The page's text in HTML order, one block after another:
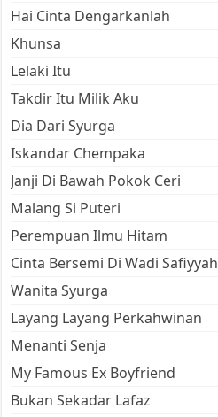
Hai Cinta Dengarkanlah
Khunsa
Lelaki Itu
Takdir Itu Milik Aku
Dia Dari Syurga
Iskandar Chempaka
Janji Di Bawah Pokok Ceri
Malang Si Puteri
Perempuan Ilmu Hitam
Cinta Bersemi Di Wadi Safiyyah
Wanita Syurga
Layang Layang Perkahwinan
Menanti Senja
My Famous Ex Boyfriend
Bukan Sekadar Lafaz